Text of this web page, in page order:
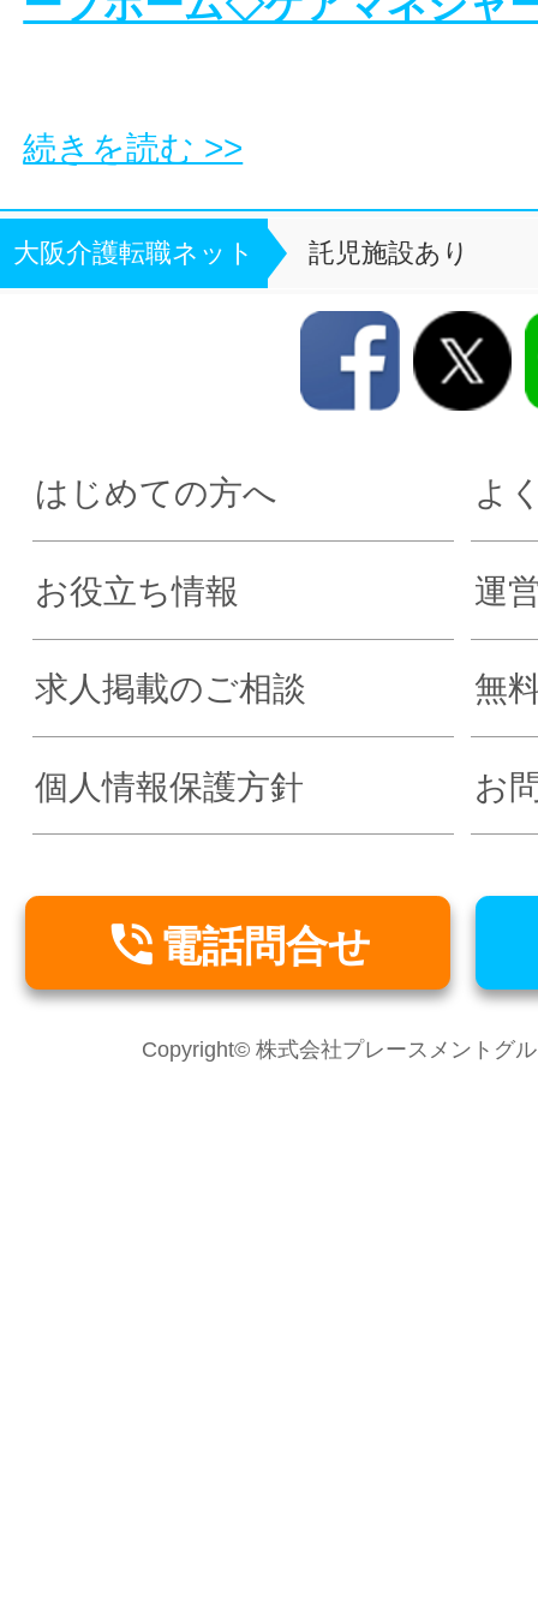
続きを読む >>
大阪介護転職ネット 託児施設あり
はじめての方へ よ
お役立ち情報 運
求人掲載のご相談 無
個人情報保護方針 お
 電話問合せ
Copyright© 株式会社プレースメントグ